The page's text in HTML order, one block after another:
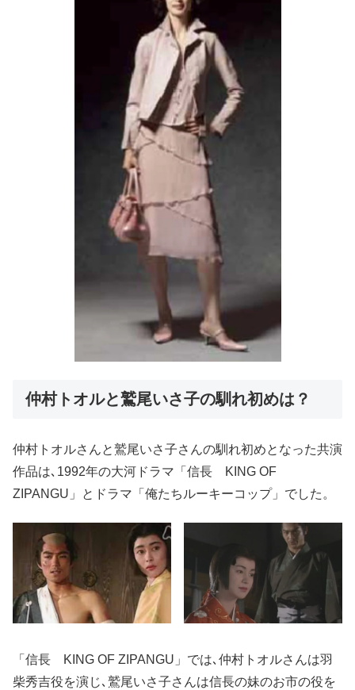
仲村トオルと鷲尾いさ子の馴れ初めは？
仲村トオルさんと鷲尾いさ子さんの馴れ初めとなった共演
作品は､1992年の大河ドラマ「信長 KING OF
ZIPANGU」とドラマ「俺たちルーキーコップ」でした。
「信長 KING OF ZIPANGU」では､仲村トオルさんは羽
柴秀吉役を演じ､鷲尾いさ子さんは信長の妹のお市の役を